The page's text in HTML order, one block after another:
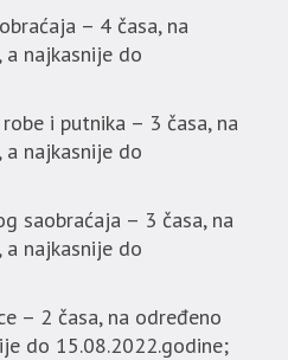
– 4 časa, na
najkasnije do
i putnika – 3 časa, na
najkasnije do
saobraćaja – 3 časa, na
najkasnije do
– 2 časa, na određeno
do 15.08.2022.godine;